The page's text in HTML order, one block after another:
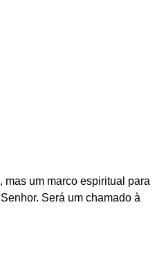
um marco espiritual para
Será um chamado à